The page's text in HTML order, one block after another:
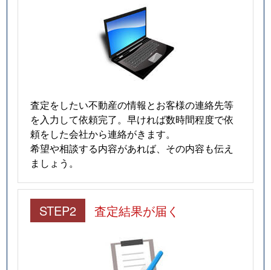
査定をしたい不動産の情報とお客様の連絡先等
を入力して依頼完了。早ければ数時間程度で依
頼をした会社から連絡がきます。
希望や相談する内容があれば、その内容も伝え
ましょう。
STEP2 査定結果が届く